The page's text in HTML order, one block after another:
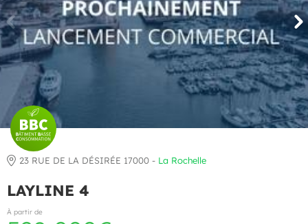
23 RUE DE LA DÉSIRÉE 17000 - La Rochelle
LAYLINE 4
À partir de